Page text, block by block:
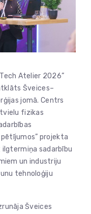
Atelier 2026”
Šveices–
jomā. Centrs
fizikas
projekta
ilgtermiņa sadarbību
un industriju
tehnoloģiju
Šveices